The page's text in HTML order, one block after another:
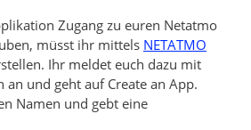
Zugang zu euren Netatmo
müsst ihr mittels NETATMO
Ihr meldet euch dazu mit
an und geht auf Create an App.
Namen und gebt eine